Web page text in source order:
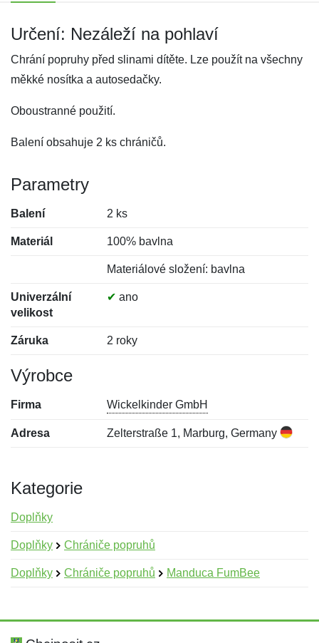
Určení: Nezáleží na pohlaví
Chrání popruhy před slinami dítěte. Lze použít na všechny
měkké nosítka a autosedačky.
Oboustranné použití.
Balení obsahuje 2 ks chráničů.
Parametry
Balení 2 ks
Materiál 100% bavlna
Materiálové složení: bavlna
Univerzální
velikost
✔ ano
Záruka 2 roky
Výrobce
Firma Wickelkinder GmbH
Adresa Zelterstraße 1, Marburg, Germany
Kategorie
Doplňky
Doplňky Chrániče popruhů
Doplňky Chrániče popruhů Manduca FumBee
Hodnocení:
Jméno: